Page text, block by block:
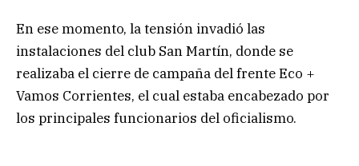
En ese momento, la tensión invadió las
instalaciones del club San Martín, donde se
realizaba el cierre de campaña del frente Eco +
Vamos Corrientes, el cual estaba encabezado por
los principales funcionarios del oficialismo.